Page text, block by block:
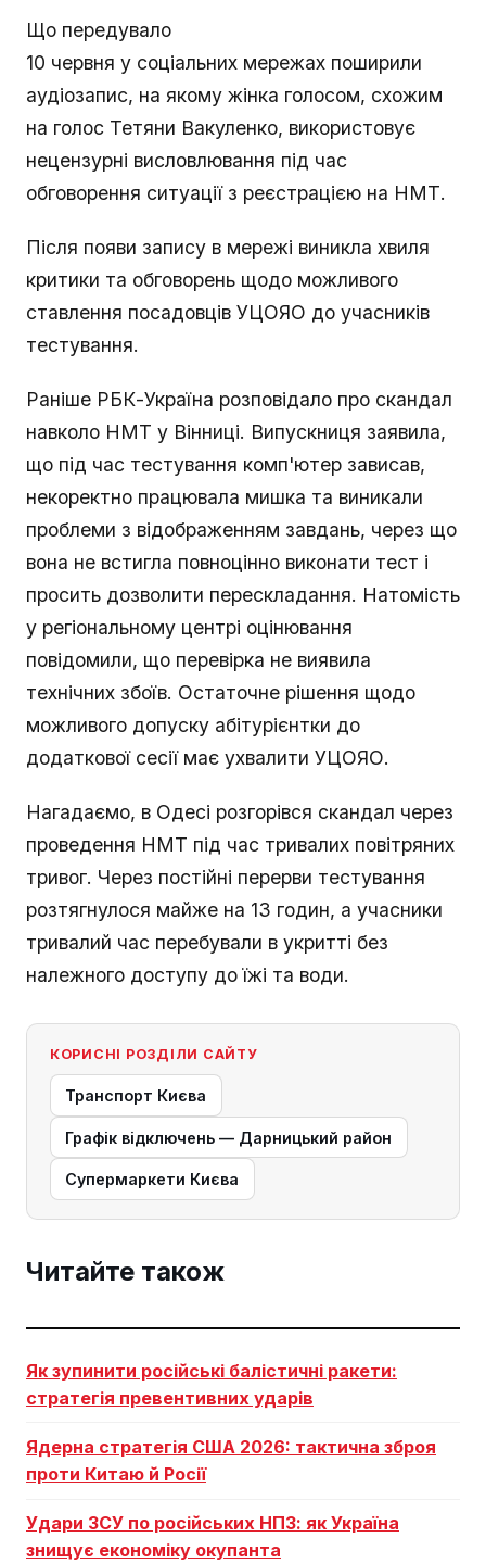
Що передувало
10 червня у соціальних мережах поширили
аудіозапис, на якому жінка голосом, схожим
на голос Тетяни Вакуленко, використовує
нецензурні висловлювання під час
обговорення ситуації з реєстрацією на НМТ.
Після появи запису в мережі виникла хвиля
критики та обговорень щодо можливого
ставлення посадовців УЦОЯО до учасників
тестування.
Раніше РБК-Україна розповідало про скандал
навколо НМТ у Вінниці. Випускниця заявила,
що під час тестування комп'ютер зависав,
некоректно працювала мишка та виникали
проблеми з відображенням завдань, через що
вона не встигла повноцінно виконати тест і
просить дозволити перескладання. Натомість
у регіональному центрі оцінювання
повідомили, що перевірка не виявила
технічних збоїв. Остаточне рішення щодо
можливого допуску абітурієнтки до
додаткової сесії має ухвалити УЦОЯО.
Нагадаємо, в Одесі розгорівся скандал через
проведення НМТ під час тривалих повітряних
тривог. Через постійні перерви тестування
розтягнулося майже на 13 годин, а учасники
тривалий час перебували в укритті без
належного доступу до їжі та води.
КОРИСНІ РОЗДІЛИ САЙТУ
Транспорт Києва
Графік відключень — Дарницький район
Супермаркети Києва
Читайте також
Як зупинити російські балістичні ракети:
стратегія превентивних ударів
Ядерна стратегія США 2026: тактична зброя
проти Китаю й Росії
Удари ЗСУ по російських НПЗ: як Україна
знищує економіку окупанта